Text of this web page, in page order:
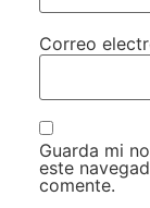
Correo
Guarda mi
este
comente.